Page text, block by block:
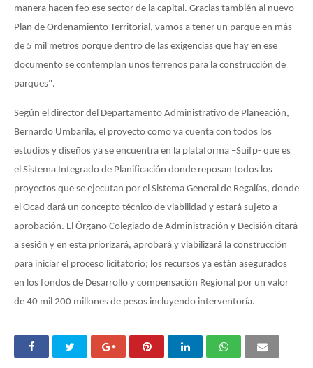
manera hacen feo ese sector de la capital. Gracias también al nuevo
Plan de Ordenamiento Territorial, vamos a tener un parque en más
de 5 mil metros porque dentro de las exigencias que hay en ese
documento se contemplan unos terrenos para la construcción de
parques".
Según el director del Departamento Administrativo de Planeación,
Bernardo Umbarila, el proyecto como ya cuenta con todos los
estudios y diseños ya se encuentra en la plataforma –Suifp- que es
el Sistema Integrado de Planificación donde reposan todos los
proyectos que se ejecutan por el Sistema General de Regalías, donde
el Ocad dará un concepto técnico de viabilidad y estará sujeto a
aprobación. El Órgano Colegiado de Administración y Decisión citará
a sesión y en esta priorizará, aprobará y viabilizará la construcción
para iniciar el proceso licitatorio; los recursos ya están asegurados
en los fondos de Desarrollo y compensación Regional por un valor
de 40 mil 200 millones de pesos incluyendo interventoría.